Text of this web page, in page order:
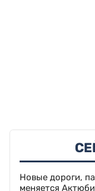
Новые дороги,
меняется